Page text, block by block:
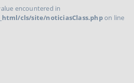
encountered in
cls/site/noticiasClass.phpon line